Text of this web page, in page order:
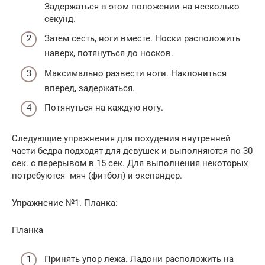
Задержаться в этом положении на несколько
секунд.
Затем сесть, ноги вместе. Носки расположить
наверх, потянуться до носков.
Максимально развести ноги. Наклониться
вперед, задержаться.
Потянуться на каждую ногу.
Следующие упражнения для похудения внутренней
части бедра подходят для девушек и выполняются по 30
сек. с перерывом в 15 сек. Для выполнения некоторых
потребуются мяч (фитбол) и экспандер.
Упражнение №1. Планка:
Планка
Принять упор лежа. Ладони расположить на